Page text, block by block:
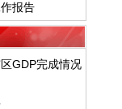
报告
GDP完成情况